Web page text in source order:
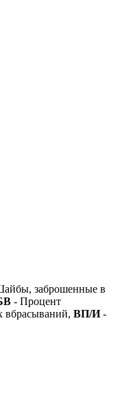
заброшенные в
- Процент
вбрасываний, ВП/И-